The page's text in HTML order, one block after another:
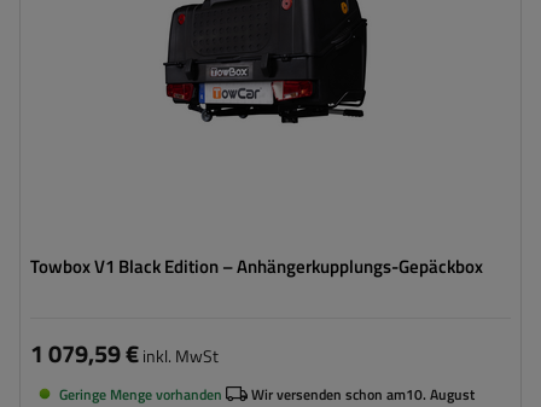
Towbox V1 Black Edition – Anhängerkupplungs-Gepäckbox
rollen für einfachen Transport und Montage
1 079,59 €inkl. MwSt
Geringe Menge vorhanden Wir versenden schon am10. August